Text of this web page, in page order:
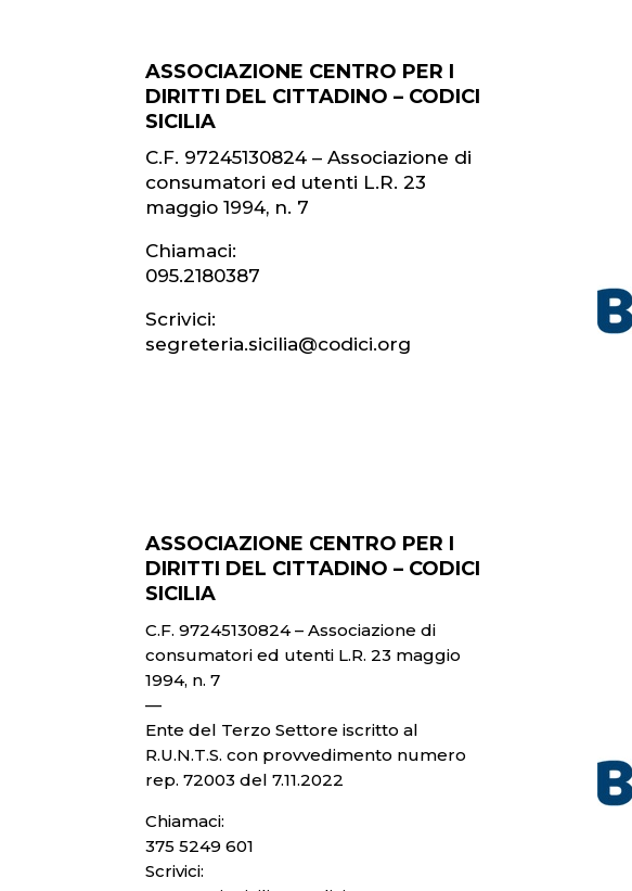
ASSOCIAZIONE CENTRO PER I
DIRITTI DEL CITTADINO – CODICI
SICILIA
C.F. 97245130824 – Associazione di
consumatori ed utenti L.R. 23
maggio 1994, n. 7
Chiamaci:
095.2180387
Scrivici:
segreteria.sicilia@codici.org
ASSOCIAZIONE CENTRO PER I
DIRITTI DEL CITTADINO – CODICI
SICILIA
C.F. 97245130824 – Associazione di
consumatori ed utenti L.R. 23 maggio
1994, n. 7
—
Ente del Terzo Settore iscritto al
R.U.N.T.S. con provvedimento numero
rep. 72003 del 7.11.2022
Chiamaci:
375 5249 601
Scrivici: